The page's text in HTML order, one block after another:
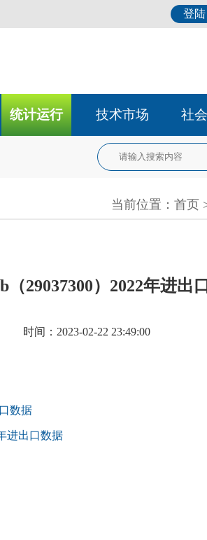
登陆
统计运行 技术市场 社
当前位置： 首页
（29037300）2022年进出
时间：2023-02-22 23:49:00
数据
进出口数据